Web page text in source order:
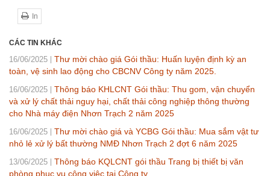
In
CÁC TIN KHÁC
16/06/2025
Thư mời chào giá Gói thầu: Huấn luyện định kỳ an
toàn, vệ sinh lao động cho CBCNV Công ty năm 2025.
16/06/2025
Thông báo KHLCNT Gói thầu: Thu gom, vận chuyển
và xử lý chất thải nguy hại, chất thải công nghiệp thông thường
cho Nhà máy điện Nhơn Trạch 2 năm 2025
16/06/2025
Thư mời chào giá và YCBG Gói thầu: Mua sắm vật tư
nhỏ lẻ xử lý bất thường NMĐ Nhơn Trạch 2 đợt 6 năm 2025
13/06/2025
Thông báo KQLCNT gói thầu Trang bị thiết bị văn
phòng phục vụ công việc tại Công ty